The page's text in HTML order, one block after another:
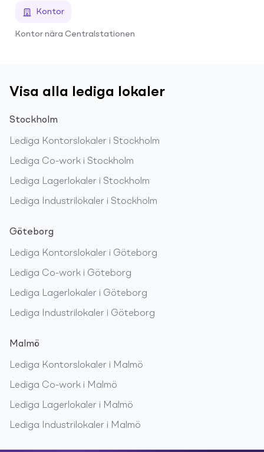
Kontor
Kontor nära Centralstationen
Visa alla lediga lokaler
Stockholm
Lediga Kontorslokaler i Stockholm
Lediga Co-work i Stockholm
Lediga Lagerlokaler i Stockholm
Lediga Industrilokaler i Stockholm
Göteborg
Lediga Kontorslokaler i Göteborg
Lediga Co-work i Göteborg
Lediga Lagerlokaler i Göteborg
Lediga Industrilokaler i Göteborg
Malmö
Lediga Kontorslokaler i Malmö
Lediga Co-work i Malmö
Lediga Lagerlokaler i Malmö
Lediga Industrilokaler i Malmö